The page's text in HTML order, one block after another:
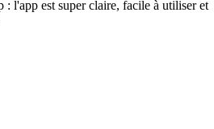
: l'app est super claire, facile à utiliser et